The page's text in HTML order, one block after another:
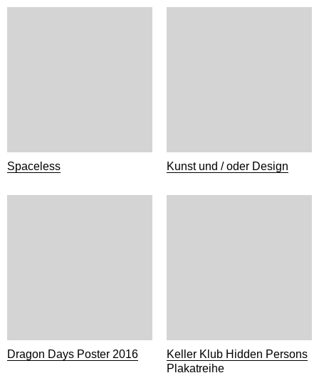
Spaceless Kunst und / oder Design
Dragon Days Poster 2016
Keller Klub Hidden Persons
Plakatreihe